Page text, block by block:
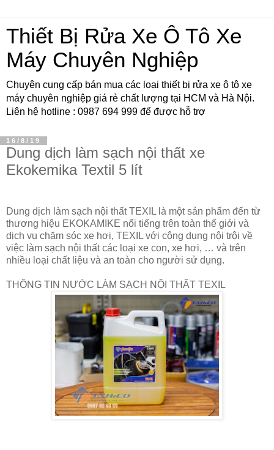
Thiết Bị Rửa Xe Ô Tô Xe
Máy Chuyên Nghiệp
Chuyên cung cấp bán mua các loại thiết bị rửa xe ô tô xe
máy chuyên nghiệp giá rẻ chất lượng tại HCM và Hà Nội.
Liên hệ hotline : 0987 694 999 để được hỗ trợ
16/8/19
Dung dịch làm sạch nội thất xe
Ekokemika Textil 5 lít
Dung dịch làm sạch nội thất TEXIL là một sản phẩm đến từ
thương hiệu EKOKAMIKE nổi tiếng trên toàn thế giới và
dịch vụ chăm sóc xe hơi, TEXIL với công dụng nội trội về
việc làm sạch nội thất các loại xe con, xe hơi, … và trên
nhiều loại chất liệu và an toàn cho người sử dụng.
THÔNG TIN NƯỚC LÀM SẠCH NỘI THẤT TEXIL